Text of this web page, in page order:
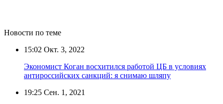
Новости по теме
15:02 Окт. 3, 2022
Экономист Коган восхитился работой ЦБ в условиях
антироссийских санкций: я снимаю шляпу
19:25 Сен. 1, 2021